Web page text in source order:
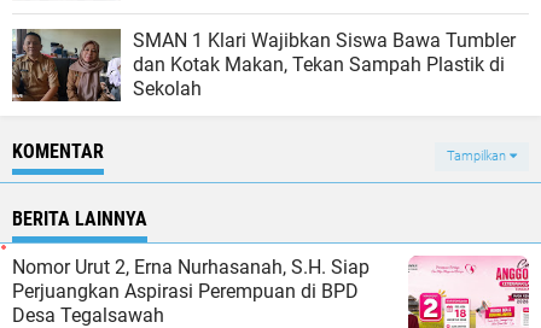
SMAN 1 Klari Wajibkan Siswa Bawa Tumbler
dan Kotak Makan, Tekan Sampah Plastik di
Sekolah
KOMENTAR Tampilkan
BERITA LAINNYA
Nomor Urut 2, Erna Nurhasanah, S.H. Siap
Perjuangkan Aspirasi Perempuan di BPD
Desa Tegalsawah